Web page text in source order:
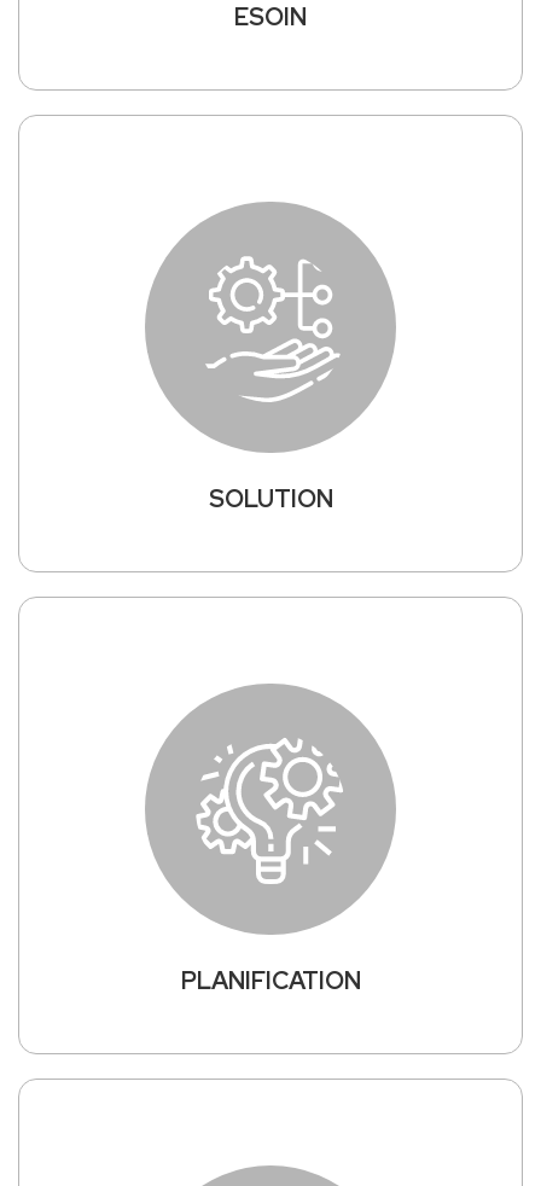
ESOIN
SOLUTION
PLANIFICATION